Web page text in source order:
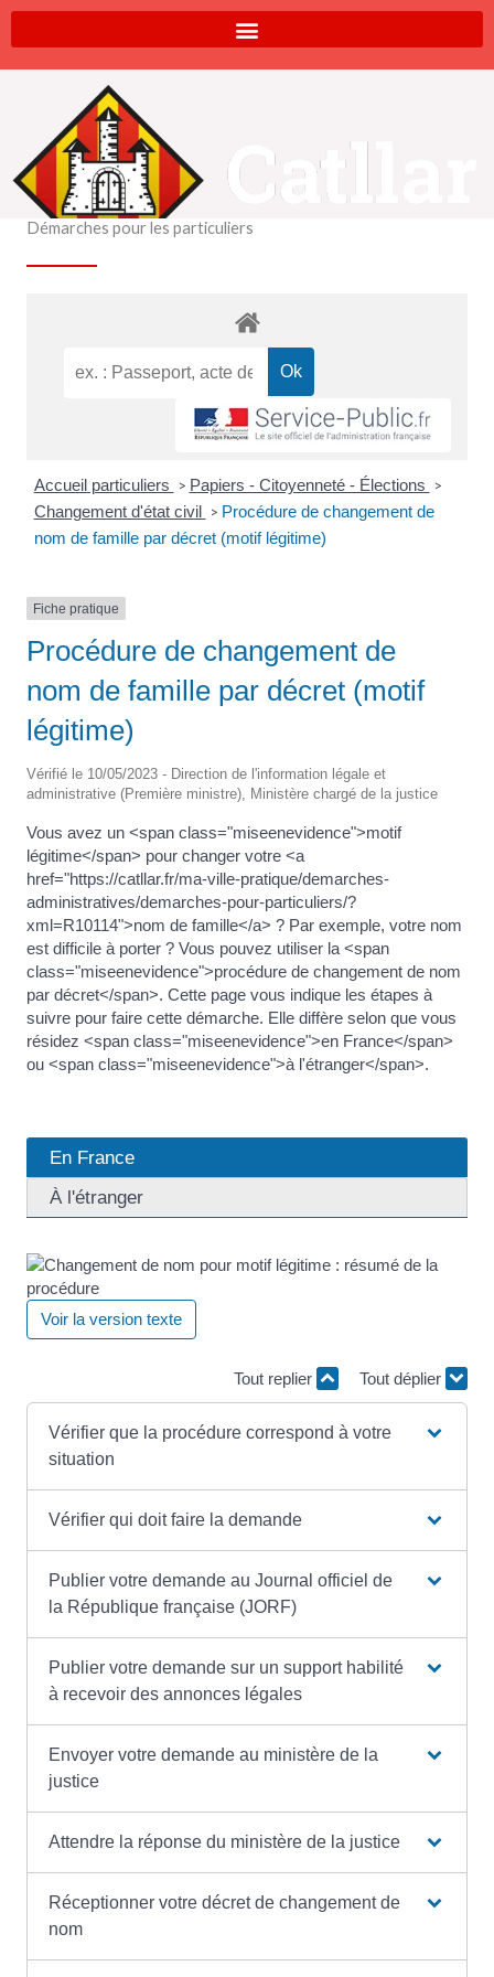
Aller
au
contenu
Démarches pour les particuliers
Accueil particuliers > Papiers - Citoyenneté - Élections >
Changement d'état civil > Procédure de changement de
nom de famille par décret (motif légitime)
Fiche pratique
Procédure de changement de
nom de famille par décret (motif
légitime)
Vérifié le 10/05/2023 - Direction de l'information légale et
administrative (Première ministre), Ministère chargé de la justice
Vous avez un <span class="miseenevidence">motif
légitime</span> pour changer votre <a
href="https://catllar.fr/ma-ville-pratique/demarches-
administratives/demarches-pour-particuliers/?
xml=R10114">nom de famille</a> ? Par exemple, votre nom
est difficile à porter ? Vous pouvez utiliser la <span
class="miseenevidence">procédure de changement de nom
par décret</span>. Cette page vous indique les étapes à
suivre pour faire cette démarche. Elle diffère selon que vous
résidez <span class="miseenevidence">en France</span>
ou <span class="miseenevidence">à l'étranger</span>.
En France
À l'étranger
Voir la version texte
Tout replier Tout déplier
Vérifier que la procédure correspond à votre
situation
Vérifier qui doit faire la demande
Publier votre demande au Journal officiel de
la République française (JORF)
Publier votre demande sur un support habilité
à recevoir des annonces légales
Envoyer votre demande au ministère de la
justice
Attendre la réponse du ministère de la justice
Réceptionner votre décret de changement de
nom